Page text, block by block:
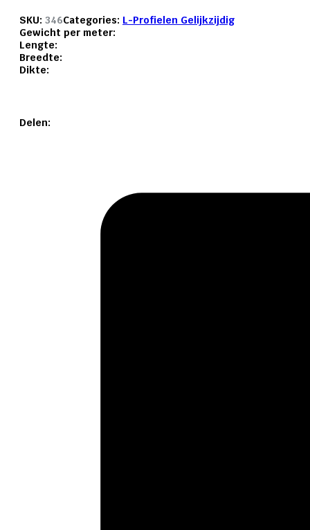
SKU: 346Categories: L-Profielen Gelijkzijdig
Gewicht per meter:
Lengte:
Breedte:
Dikte:
Delen: